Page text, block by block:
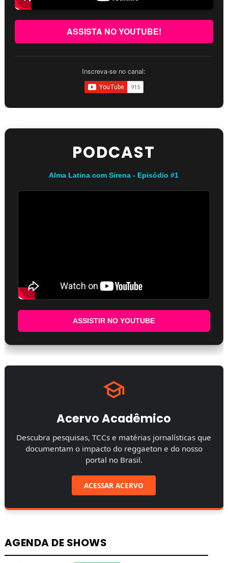
ASSISTA NO YOUTUBE!
Inscreva-se no canal:
PODCAST
Alma Latina com Sirena - Episódio #1
ASSISTIR NO YOUTUBE
Acervo Acadêmico
Descubra pesquisas, TCCs e matérias jornalísticas que
documentam o impacto do reggaeton e do nosso
portal no Brasil.
ACESSAR ACERVO
AGENDA DE SHOWS